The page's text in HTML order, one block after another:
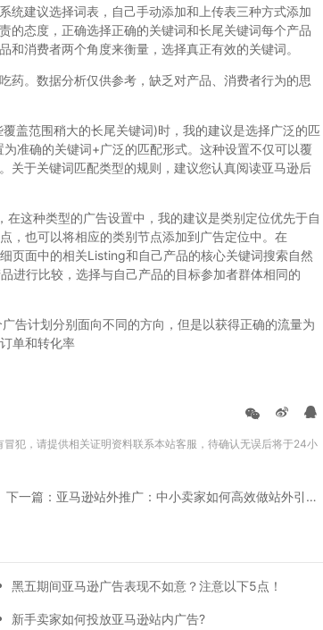
建议选择词表，自己手动添加和上传表三种方式添加
的态度，正确选择正确的关键词和长尾关键词每个产品
消费者两个角度来衡量，选择真正有效的关键词。
。数据分析仅供参考，缺乏对产品、消费者行为的思
范围稍大的长尾关键词)时，我的建议是选择广泛的匹
准确的关键词+广泛的匹配形式。这种设置不仅可以覆
关于关键词匹配类型的规则，建议您认真阅读亚马逊后
这种类型的广告设置中，我的建议是类别定位优先于自
，也可以将相应的类别节点添加到广告定位中。在
页面中的相关Listing和自己产品的核心关键词搜索自然
进行比较，选择与自己产品的目标参加者群体相同的
计划分别面向不同的方向，但是以获得正确的流量为
单和转化率
犯，请提供相关证明资料联系本站客服，待确认无误后将于24小
下一篇：亚马逊站外推广：中小卖家如何高效做站外引流?
黑五期间亚马逊广告表现不如意？注意以下5点！
新手卖家如何投放亚马逊站内广告?